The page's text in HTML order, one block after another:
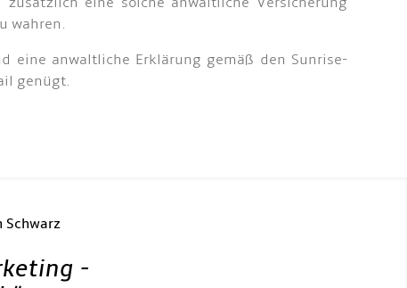
wahren.
eine anwaltliche Erklärung gemäß den Sunrise-
genügt.
Schwarz
-